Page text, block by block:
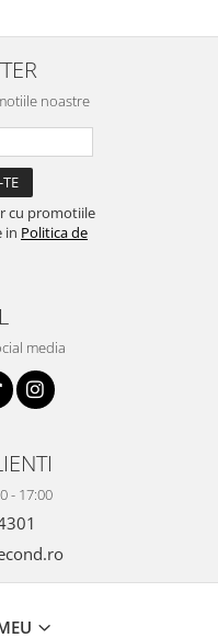
noastre
cu promotiile
in Politica de
media
- 17:00